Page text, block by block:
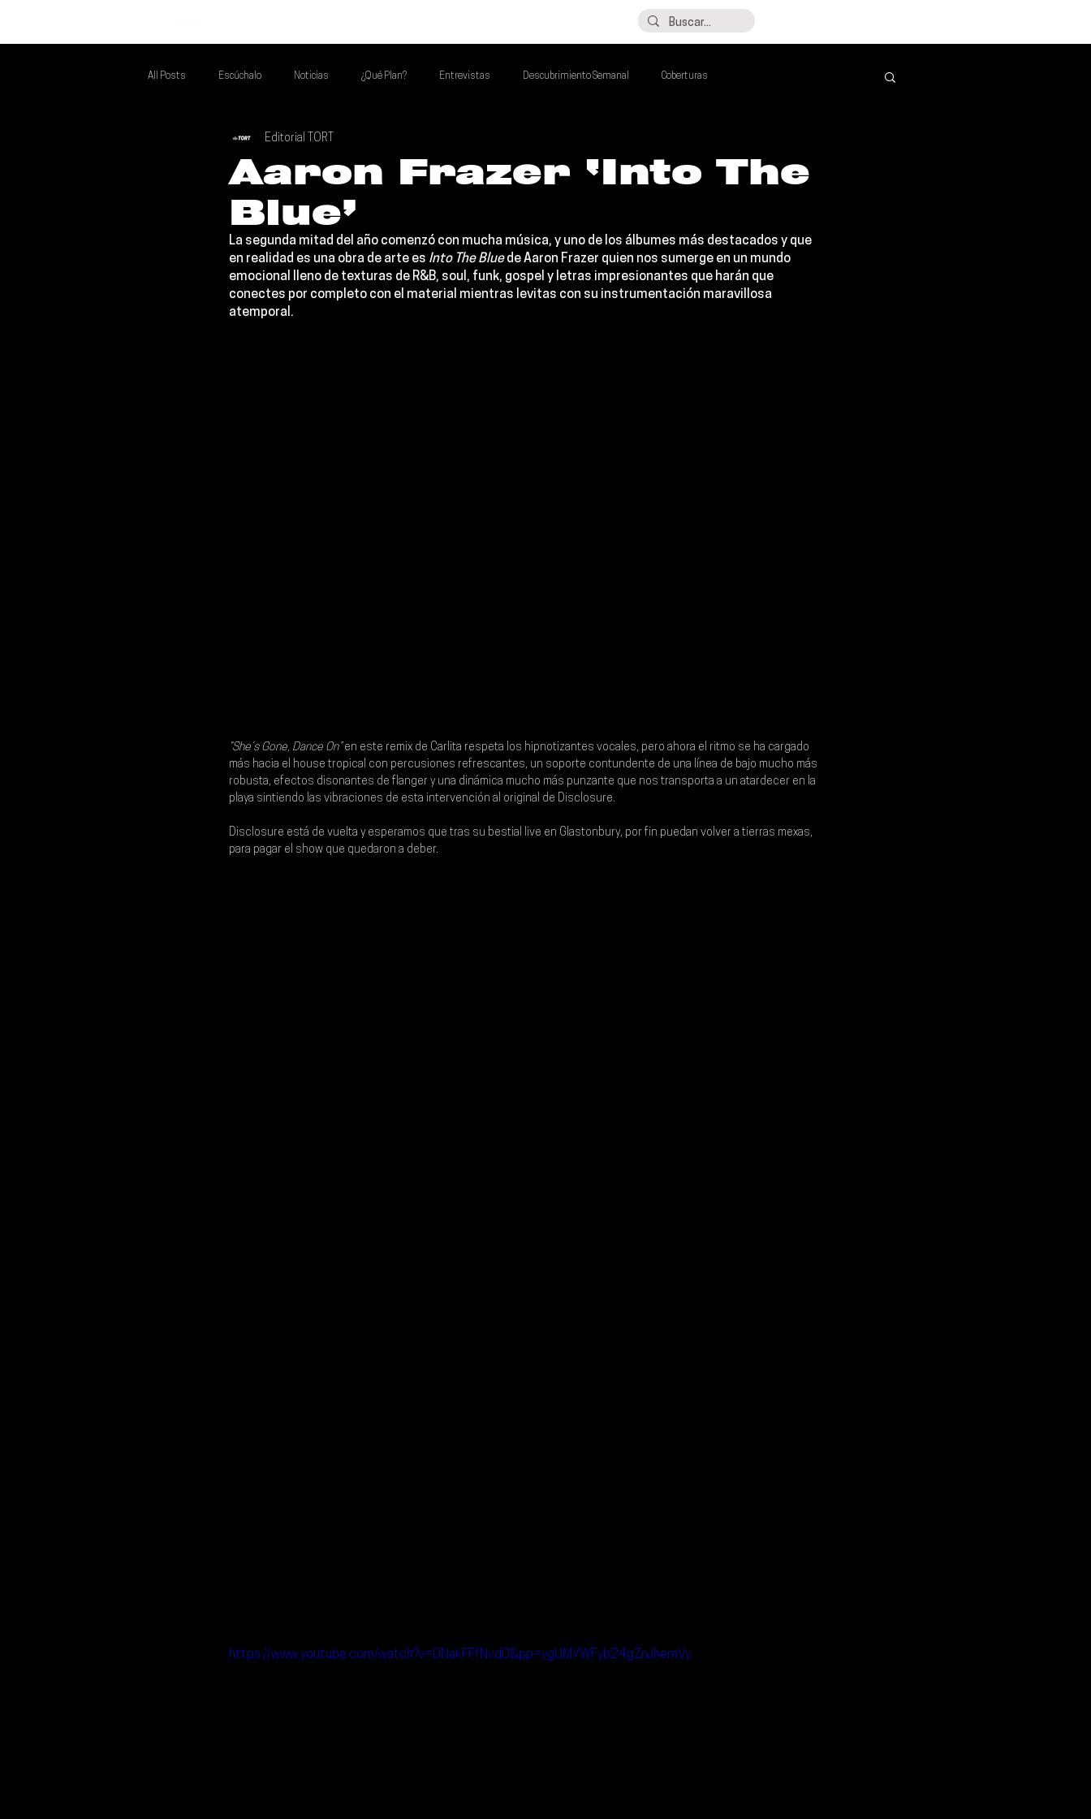
All Posts Escúchalo Noticias ¿Qué Plan? Entrevistas Descubrimiento Semanal Coberturas
Si Te Gusta... Te Recomendamos A...
Poder Latino Que Descubrir Mejores de la Semana
Aaron Frazer ‘Into The
Blue’
Editorial TORT
La segunda mitad del año comenzó con mucha música, y uno de los álbumes más destacados y que
en realidad es una obra de arte es Into The Blue de Aaron Frazer quien nos sumerge en un mundo
emocional lleno de texturas de R&B, soul, funk, gospel y letras impresionantes que harán que
conectes por completo con el material mientras levitas con su instrumentación maravillosa
atemporal.
“She’s Gone, Dance On” en este remix de Carlita respeta los hipnotizantes vocales, pero ahora el ritmo se ha cargado
más hacia el house tropical con percusiones refrescantes, un soporte contundente de una línea de bajo mucho más
robusta, efectos disonantes de flanger y una dinámica mucho más punzante que nos transporta a un atardecer en la
playa sintiendo las vibraciones de esta intervención al original de Disclosure.
Disclosure está de vuelta y esperamos que tras su bestial live en Glastonbury, por fin puedan volver a tierras mexas,
para pagar el show que quedaron a deber.
https://www.youtube.com/watch?v=0NakFFfNvd0&pp=ygUMYWFyb24gZnJhemVy